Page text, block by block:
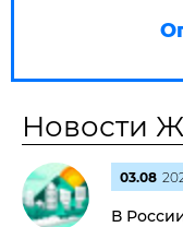
Новости
03.08
В